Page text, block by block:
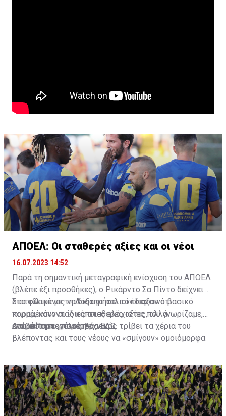
ΑΠΟΕΛ: Οι σταθερές αξίες και οι νέοι
16.07.2023 14:52
Παρά τη σημαντική μεταγραφική ενίσχυση του ΑΠΟΕΛ
(βλέπε έξι προσθήκες), ο Ρικάρντο Σα Πίντο δείχνει
διατεθειμένος να διατηρήσει τον περσινό βασικό
κορμό, κάνοντας κάποιες ελάχιστες, αλλά
απαραίτητες παρεμβάσεις.
Στο φιλικό με τη Δόξα οι παλιοί έδειξαν ότι
παραμένουν οι ίδιες σταθερές αξίες που γνωρίζαμε,
ενώ ο Πορτογάλος τεχνικός τρίβει τα χέρια του
βλέποντας και τους νέους να «σμίγουν» ομοιόμορφα
Διαβάστε περισσότεραΕΔΩ.